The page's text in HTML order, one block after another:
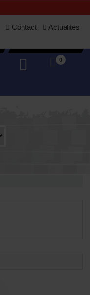
Contact Actualités
0